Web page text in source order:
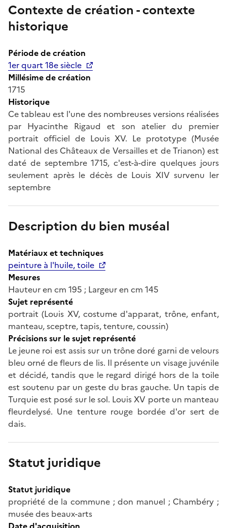
Contexte de création - contexte
historique
Période de création
1er quart 18e siècle
Millésime de création
1715
Historique
Ce tableau est l'une des nombreuses versions réalisées
par Hyacinthe Rigaud et son atelier du premier
portrait officiel de Louis XV. Le prototype (Musée
National des Châteaux de Versailles et de Trianon) est
daté de septembre 1715, c'est-à-dire quelques jours
seulement après le décès de Louis XIV survenu ler
septembre
Description du bien muséal
Matériaux et techniques
peinture à l'huile, toile
Mesures
Hauteur en cm 195 ; Largeur en cm 145
Sujet représenté
portrait (Louis XV, costume d'apparat, trône, enfant,
manteau, sceptre, tapis, tenture, coussin)
Précisions sur le sujet représenté
Le jeune roi est assis sur un trône doré garni de velours
bleu orné de fleurs de lis. Il présente un visage juvénile
et décidé, tandis que le regard dirigé hors de la toile
est soutenu par un geste du bras gauche. Un tapis de
Turquie est posé sur le sol. Louis XV porte un manteau
fleurdelysé. Une tenture rouge bordée d'or sert de
dais.
Statut juridique
Statut juridique
propriété de la commune ; don manuel ; Chambéry ;
musée des beaux-arts